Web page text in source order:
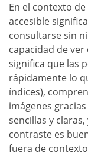
En el contexto
accesible
consultarse sin
capacidad de
significa que las
rápidamente lo
índices),
imágenes
sencillas y
contraste es
fuera de